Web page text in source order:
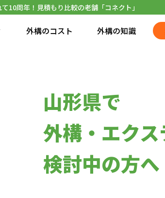
10周年！見積もり比較の老舗「コネクト」
外構のコスト 外構の知識
山形県で
外構・エク
検討中の方へ